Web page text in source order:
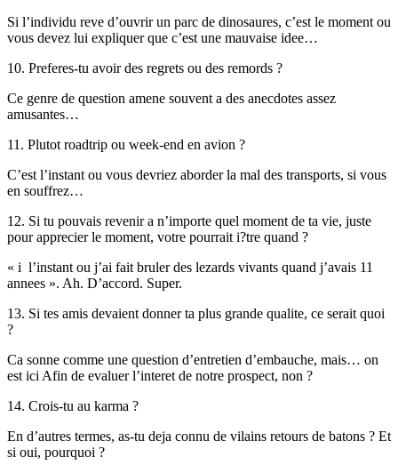
Si l’individu reve d’ouvrir un parc de dinosaures, c’est le moment ou
vous devez lui expliquer que c’est une mauvaise idee…
10. Preferes-tu avoir des regrets ou des remords ?
Ce genre de question amene souvent a des anecdotes assez
amusantes…
11. Plutot roadtrip ou week-end en avion ?
C’est l’instant ou vous devriez aborder la mal des transports, si vous
en souffrez…
12. Si tu pouvais revenir a n’importe quel moment de ta vie, juste
pour apprecier le moment, votre pourrait i?tre quand ?
« i l’instant ou j’ai fait bruler des lezards vivants quand j’avais 11
annees ». Ah. D’accord. Super.
13. Si tes amis devaient donner ta plus grande qualite, ce serait quoi
?
Ca sonne comme une question d’entretien d’embauche, mais… on
est ici Afin de evaluer l’interet de notre prospect, non ?
14. Crois-tu au karma ?
En d’autres termes, as-tu deja connu de vilains retours de batons ? Et
si oui, pourquoi ?